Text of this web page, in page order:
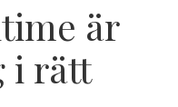
är
i rätt